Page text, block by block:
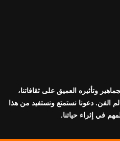
وتأثيره العميق على ثقافاتنا،
دعونا نستمتع ونستفيد من هذا
في إثراء حياتنا.